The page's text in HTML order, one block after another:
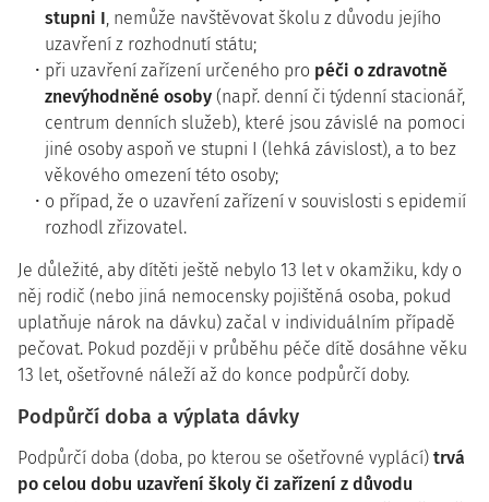
stupni I, nemůže navštěvovat školu z důvodu jejího
uzavření z rozhodnutí státu;
při uzavření zařízení určeného pro péči o zdravotně
znevýhodněné osoby (např. denní či týdenní stacionář,
centrum denních služeb), které jsou závislé na pomoci
jiné osoby aspoň ve stupni I (lehká závislost), a to bez
věkového omezení této osoby;
o případ, že o uzavření zařízení v souvislosti s epidemií
rozhodl zřizovatel.
Je důležité, aby dítěti ještě nebylo 13 let v okamžiku, kdy o
něj rodič (nebo jiná nemocensky pojištěná osoba, pokud
uplatňuje nárok na dávku) začal v individuálním případě
pečovat. Pokud později v průběhu péče dítě dosáhne věku
13 let, ošetřovné náleží až do konce podpůrčí doby.
Podpůrčí doba a výplata dávky
Podpůrčí doba (doba, po kterou se ošetřovné vyplácí) trvá
po celou dobu uzavření školy či zařízení z důvodu